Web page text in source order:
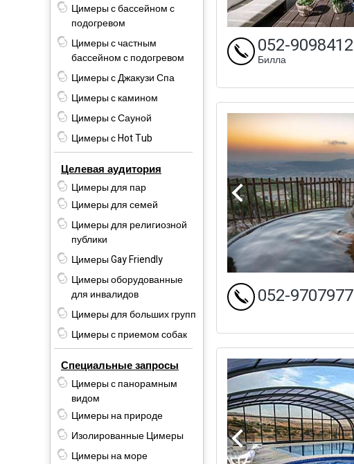
Цимеры с бассейном с
подогревом
Цимеры с частным
бассейном с подогревом
Цимеры с Джакузи Спа
Цимеры с камином
Цимеры с Сауной
Цимеры с Hot Tub
Целевая аудитория
Цимеры для пар
Цимеры для семей
Цимеры для религиозной
публики
Цимеры Gay Friendly
Цимеры оборудованные
для инвалидов
Цимеры для больших групп
Цимеры с приемом собак
Специальные запросы
Цимеры с панорамным
видом
Цимеры на природе
Изолированные Цимеры
Цимеры на море
052-9098412
Билла
052-9707977